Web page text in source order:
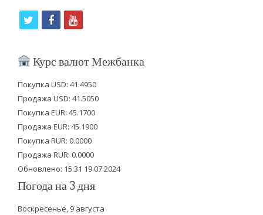
i
t
e
r
f
c
b
o
o
k
y
u
u
b
e
Курс валют Межбанка
Покупка USD: 41.4950
Продажа USD: 41.5050
Покупка EUR: 45.1700
Продажа EUR: 45.1900
Покупка RUR: 0.0000
Продажа RUR: 0.0000
Обновлено: 15:31 19.07.2024
Погода на 3 дня
Воскресенье, 9 августа